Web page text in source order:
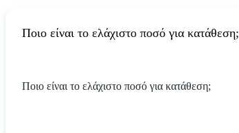
Ποιο είναι το ελάχιστο ποσό για κατάθεση;
Ποιο είναι το ελάχιστο ποσό για κατάθεση;